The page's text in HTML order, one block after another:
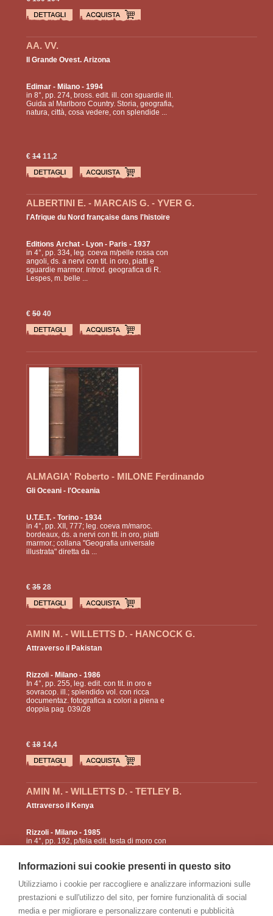
AA. VV.
Il Grande Ovest. Arizona
Edimar- Milano - 1994
in 8°, pp. 274, bross. edit. ill. con sguardie ill.
Guida al Marlboro Country. Storia, geografia,
natura, città, cosa vedere, con splendide ...
€1411,2
ALBERTINI E. - MARCAIS G. - YVER G.
l'Afrique du Nord française dans l'histoire
Editions Archat- Lyon - Paris - 1937
in 4°, pp. 334, leg. coeva m/pelle rossa con
angoli, ds. a nervi con tit. in oro, piatti e
sguardie marmor. Introd. geografica di R.
Lespes, m. belle ...
€5040
ALMAGIA' Roberto - MILONE Ferdinando
Gli Oceani - l'Oceania
U.T.E.T.- Torino - 1934
in 4°, pp. XII, 777; leg. coeva m/maroc.
bordeaux, ds. a nervi con tit. in oro, piatti
marmor.; collana "Geografia universale
illustrata" diretta da ...
€3528
AMIN M. - WILLETTS D. - HANCOCK G.
Attraverso il Pakistan
Rizzoli- Milano - 1986
In 4°, pp. 255, leg. edit. con tit. in oro e
sovracop. ill.; splendido vol. con ricca
documentaz. fotografica a colori a piena e
doppia pag. 039/28
€1814,4
AMIN M. - WILLETTS D. - TETLEY B.
Attraverso il Kenya
Rizzoli- Milano - 1985
in 4°, pp. 192, p/tela edit. testa di moro con
€2520
Informazioni sui cookie presenti in questo sito
Utilizziamo i cookie per raccogliere e analizzare informazioni sulle
prestazioni e sull'utilizzo del sito, per fornire funzionalità di social
media e per migliorare e personalizzare contenuti e pubblicità